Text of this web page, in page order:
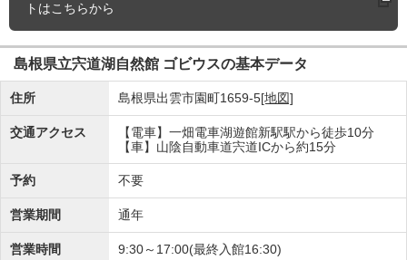
トはこちらから
島根県立宍道湖自然館 ゴビウスの基本データ
住所 島根県出雲市園町1659-5[地図]
交通アクセス
【電車】一畑電車湖遊館新駅駅から徒歩10分
【車】山陰自動車道宍道ICから約15分
予約 不要
営業期間 通年
営業時間 9:30～17:00(最終入館16:30)